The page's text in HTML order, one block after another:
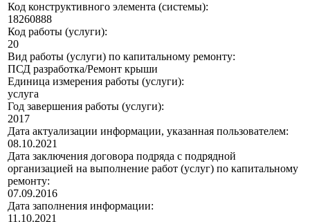
Код конструктивного элемента (системы):
18260888
Код работы (услуги):
20
Вид работы (услуги) по капитальному ремонту:
ПСД разработка/Ремонт крыши
Единица измерения работы (услуги):
услуга
Год завершения работы (услуги):
2017
Дата актуализации информации, указанная пользователем:
08.10.2021
Дата заключения договора подряда с подрядной
организацией на выполнение работ (услуг) по капитальному
ремонту:
07.09.2016
Дата заполнения информации:
11.10.2021